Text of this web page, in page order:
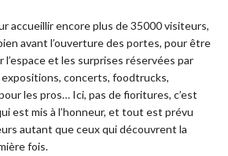
accueillir encore plus de 35000 visiteurs,
avant l’ouverture des portes, pour être
l’espace et les surprises réservées par
expositions, concerts, foodtrucks,
les pros… Ici, pas de fioritures, c’est
est mis à l’honneur, et tout est prévu
autant que ceux qui découvrent la
fois.